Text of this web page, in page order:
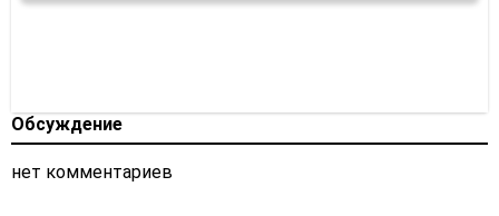
Обсуждение
нет комментариев